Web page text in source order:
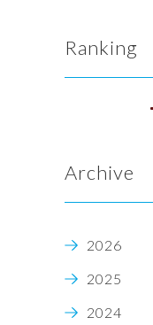
Ranking
Archive
2026
2025
2024